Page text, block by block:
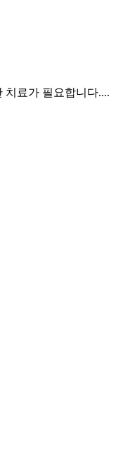
치료가 필요합니다....